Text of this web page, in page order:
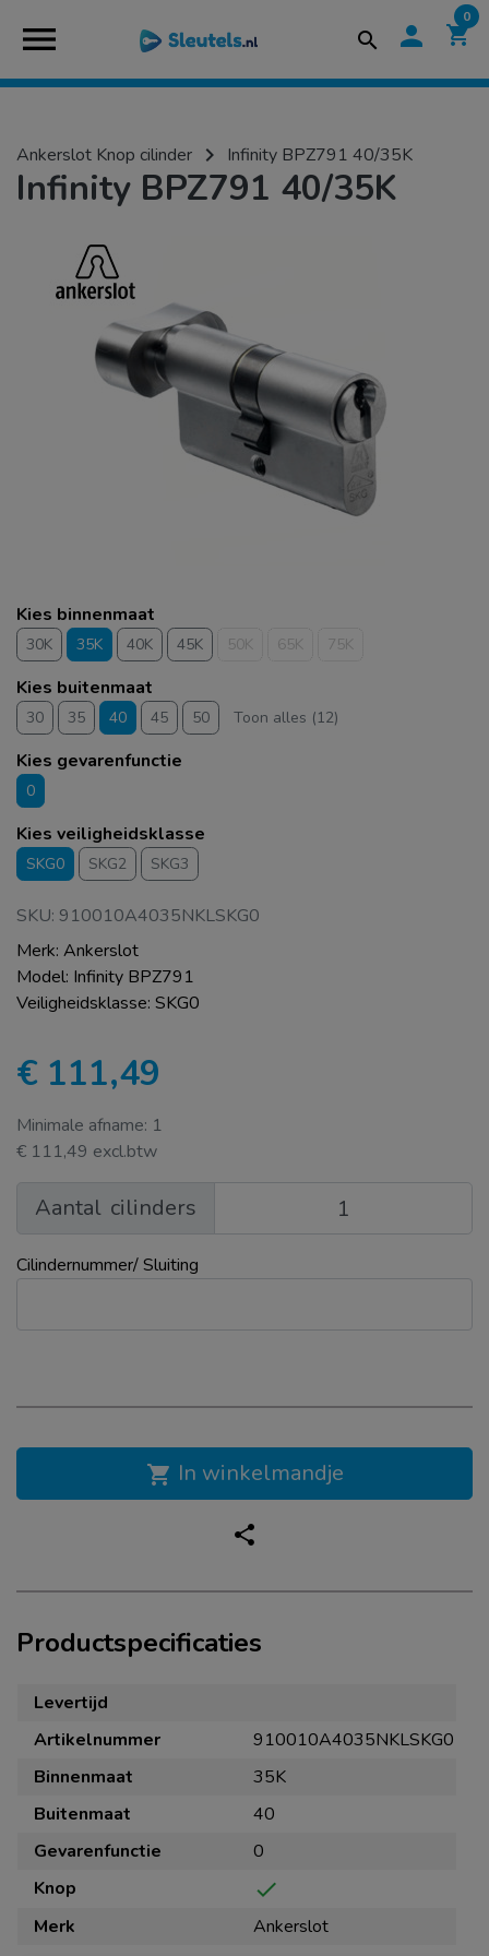
menu search person shopping_cart
0
Ankerslot Knop cilinder navigate_next Infinity BPZ791 40/35K
Productspecificaties
Levertijd
Artikelnummer
910010A4035NKLSKG0
Binnenmaat
35K
Buitenmaat
40
Gevarenfunctie
0
Knop
check
Merk
Ankerslot
Infinity BPZ791 40/35K
Kies binnenmaat
30K 35K 40K 45K 50K 65K 75K
Kies buitenmaat
30 35 40 45 50 Toon alles (12)
Kies gevarenfunctie
0
Kies veiligheidsklasse
SKG0 SKG2 SKG3
SKU: 910010A4035NKLSKG0
Merk: Ankerslot
Model: Infinity BPZ791
Veiligheidsklasse: SKG0
€ 111,49
Minimale afname: 1
€ 111,49 excl.btw
Aantal cilinders
Cilindernummer/ Sluiting
shopping_cart In winkelmandje
share